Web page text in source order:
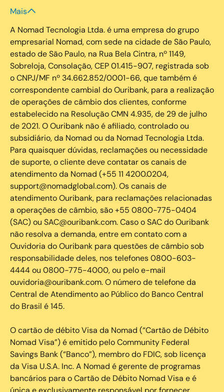
Mais
A Nomad Tecnologia Ltda. é uma empresa do grupo
empresarial Nomad, com sede na cidade de São Paulo,
estado de São Paulo, na Rua Bela Cintra, nº 1149,
Sobreloja, Consolação, CEP 01.415-907, registrada sob
o CNPJ/MF nº 34.662.852/0001-66, que também é
correspondente cambial do Ouribank, para a realização
de operações de câmbio dos clientes, conforme
estabelecido na Resolução CMN 4.935, de 29 de julho
de 2021. O Ouribank não é afiliado, controlado ou
subsidiário, da Nomad ou da Nomad Tecnologia Ltda.
Para quaisquer dúvidas, reclamações ou necessidade
de suporte, o cliente deve contatar os canais de
atendimento da Nomad (+55 11 4200.0204,
support@nomadglobal.com). Os canais de
atendimento Ouribank, para reclamações relacionadas
a operações de câmbio, são +55 0800-775-0404
(SAC) ou SAC@ouribank.com. Caso o SAC do Ouribank
não resolva a demanda, entre em contato com a
Ouvidoria do Ouribank para questões de câmbio sob
responsabilidade deles, nos telefones 0800-603-
4444 ou 0800-775-4000, ou pelo e-mail
ouvidoria@ouribank.com. O número de telefone da
Central de Atendimento ao Público do Banco Central
do Brasil é 145.
O cartão de débito Visa da Nomad (“Cartão de Débito
Nomad Visa”) é emitido pelo Community Federal
Savings Bank (“Banco”), membro do FDIC, sob licença
da Visa U.S.A. Inc. A Nomad é gerente de programas
bancários para o Cartão de Débito Nomad Visa e é